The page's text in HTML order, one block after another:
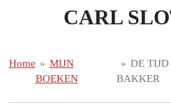
de
hoofdinhoud
CARL
Home » MIJN
BOEKEN
» DE
BAKKER